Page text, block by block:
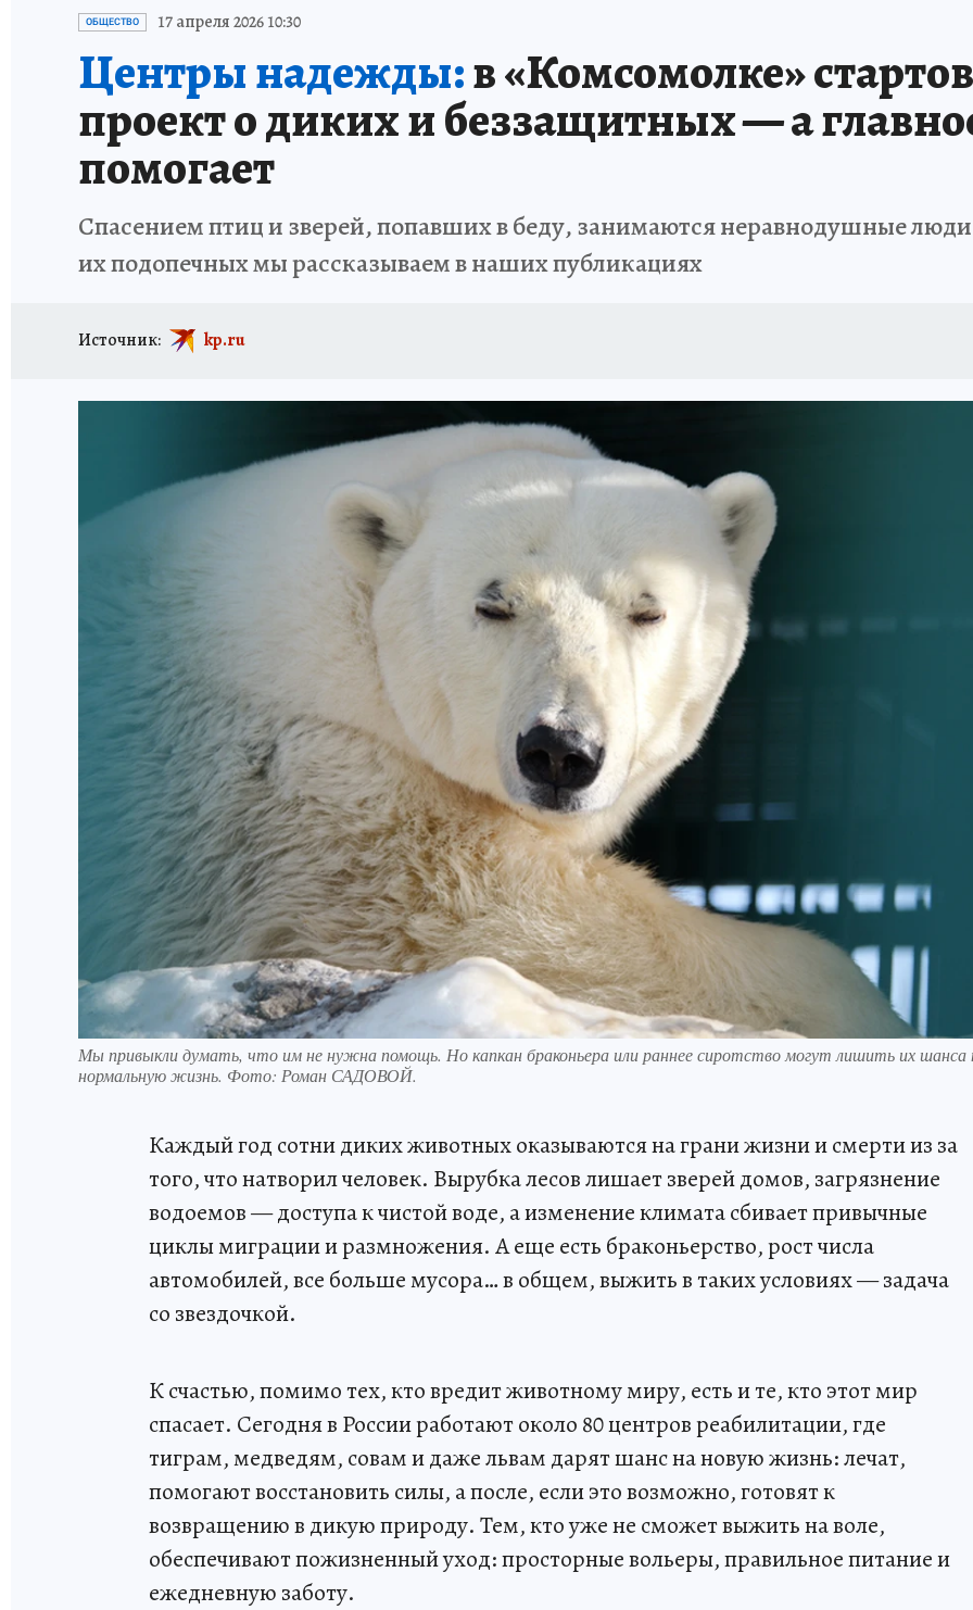
ИСПЫТАНО НА СЕБЕ
ОБЩЕСТВО 17 апреля 2026 10:30
Центры надежды:в «Комсомолке»
проект о диких и беззащитных — а
помогает
Спасением птиц и зверей, попавших в беду, занимаются неравнодушные
их подопечных мы рассказываем в наших публикациях
Источник: kp.ru
Мы привыкли думать, что им не нужна помощь. Но капкан браконьера или раннее сиротство могут лишить их шанса
нормальную жизнь. Фото: Роман САДОВОЙ.
Каждый год сотни диких животных оказываются на грани жизни и смерти из за
того, что натворил человек. Вырубка лесов лишает зверей домов, загрязнение
водоемов — доступа к чистой воде, а изменение климата сбивает привычные
циклы миграции и размножения. А еще есть браконьерство, рост числа
автомобилей, все больше мусора… в общем, выжить в таких условиях — задача
со звездочкой.
К счастью, помимо тех, кто вредит животному миру, есть и те, кто этот мир
спасает. Сегодня в России работают около 80 центров реабилитации, где
тиграм, медведям, совам и даже львам дарят шанс на новую жизнь: лечат,
помогают восстановить силы, а после, если это возможно, готовят к
возвращению в дикую природу. Тем, кто уже не сможет выжить на воле,
обеспечивают пожизненный уход: просторные вольеры, правильное питание и
ежедневную заботу.